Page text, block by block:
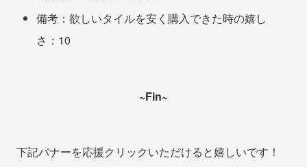
備考：欲しいタイルを安く購入できた時の嬉し
さ：10
~Fin~
下記バナーを応援クリックいただけると嬉しいです！